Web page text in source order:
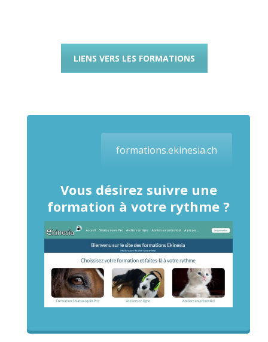
LIENS VERS LES FORMATIONS
formations.ekinesia.ch
Vous désirez suivre une
formation à votre rythme ?